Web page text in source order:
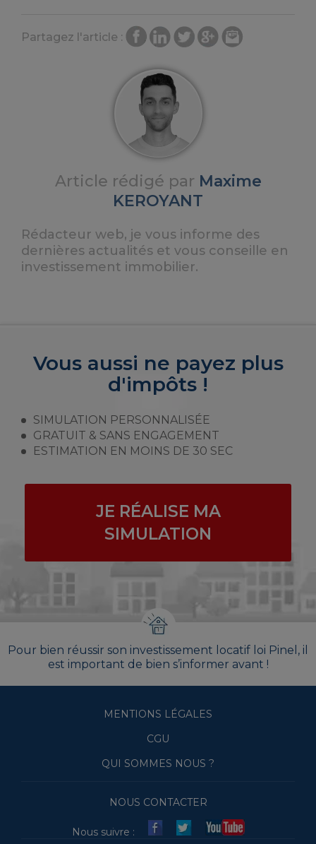
Partagez l'article :
Article rédigé par Maxime
KEROYANT
Rédacteur web, je vous informe des
dernières actualités et vous conseille en
investissement immobilier.
Vous aussi ne payez plus
d'impôts !
SIMULATION PERSONNALISÉE
GRATUIT & SANS ENGAGEMENT
ESTIMATION EN MOINS DE 30 SEC
JE RÉALISE MA
SIMULATION
Pour bien réussir son investissement locatif loi Pinel, il
est important de bien s’informer avant !
MENTIONS LÉGALES
CGU
QUI SOMMES NOUS ?
NOUS CONTACTER
Nous suivre :